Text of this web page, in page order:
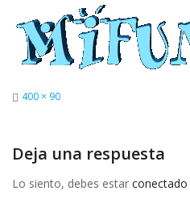
Tamaño
400 × 90
Deja una respuesta
Lo siento, debes estar conectado